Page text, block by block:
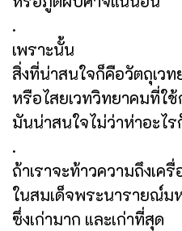
.
เพราะนั้น
สิ่งที่น่าสนใจก็คือวัตถุเวท
หรือไสยเวทวิทยาคมที่ใ
มันน่าสนใจไม่ว่าห่าอะไ
.
ถ้าเราจะท้าวความถึงเครื่
ในสมเด็จพระนารายณ์ม
ซึ่งเก่ามาก และเก่าที่สุด